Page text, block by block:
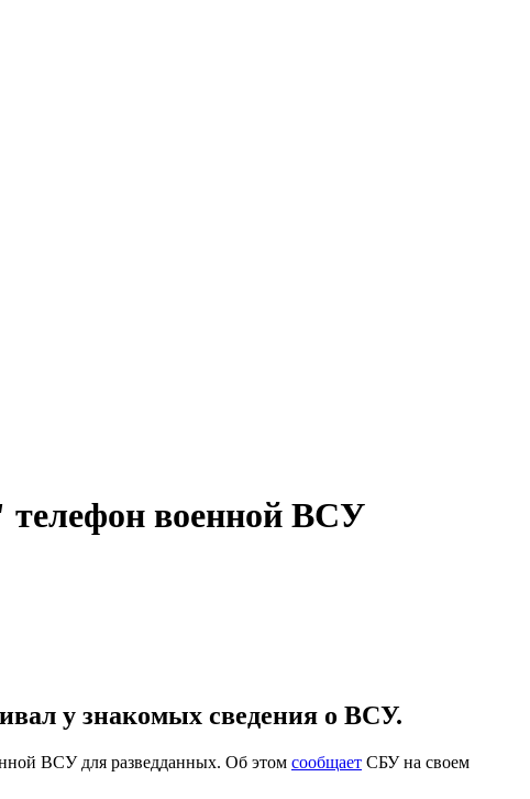
телефон военной ВСУ
у знакомых сведения о ВСУ.
ВСУ для разведданных. Об этом сообщает СБУ на своем